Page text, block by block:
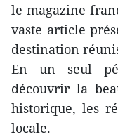
le magazine
vaste article
destination
En un seul
découvrir la
historique, les
locale.